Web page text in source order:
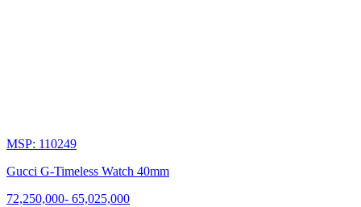
MSP: 110249
Gucci G-Timeless Watch 40mm
72,250,000- 65,025,000